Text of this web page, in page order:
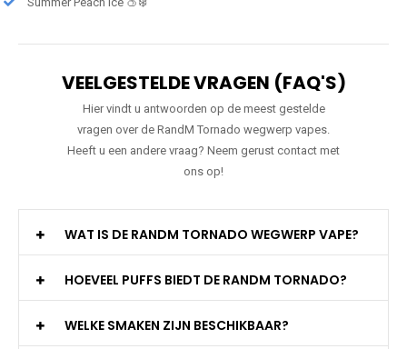
VEELGESTELDE VRAGEN (FAQ'S)
Hier vindt u antwoorden op de meest gestelde
vragen over de RandM Tornado wegwerp vapes.
Heeft u een andere vraag? Neem gerust contact met
ons op!
WAT IS DE RANDM TORNADO WEGWERP VAPE?
HOEVEEL PUFFS BIEDT DE RANDM TORNADO?
WELKE SMAKEN ZIJN BESCHIKBAAR?